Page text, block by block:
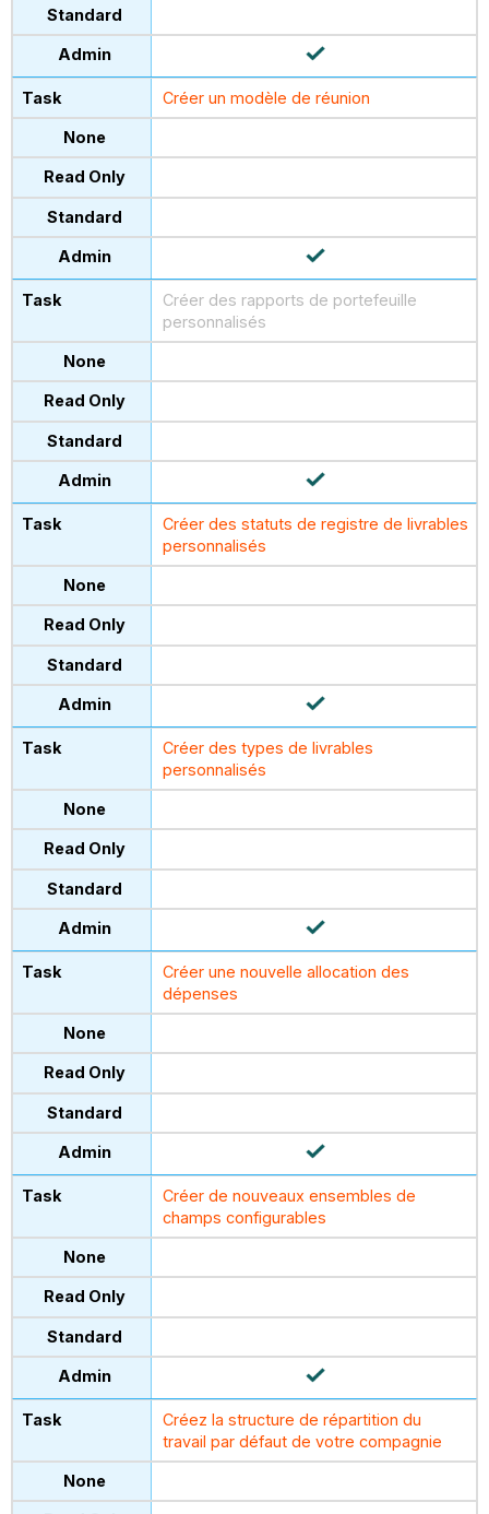
Créer un modèle de réunion
Créer des rapports de portefeuille
personnalisés
Créer des statuts de registre de livrables
personnalisés
Créer des types de livrables
personnalisés
Créer une nouvelle allocation des
dépenses
Créer de nouveaux ensembles de
champs configurables
Créez la structure de répartition du
travail par défaut de votre compagnie